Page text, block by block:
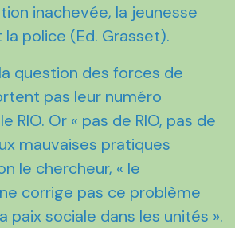
inachevée, la jeunesse
la police (Ed. Grasset).
question des forces de
pas leur numéro
RIO. Or « pas de RIO, pas de
mauvaises pratiques
le chercheur, « le
corrige pas ce problème
paix sociale dans les unités ».